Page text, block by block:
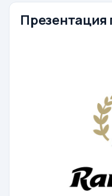
Презентация